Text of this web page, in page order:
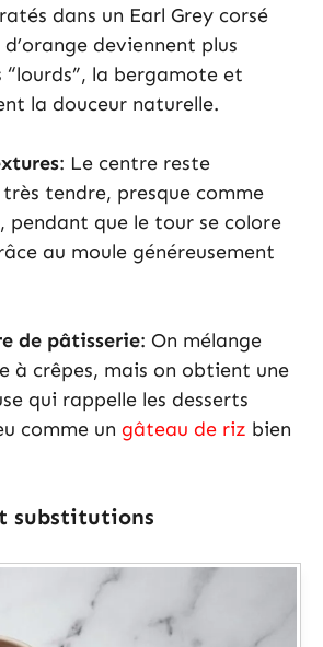
dans un Earl Grey corsé
deviennent plus
“lourds”, la bergamote et
la douceur naturelle.
: Le centre reste
tendre, presque comme
pendant que le tour se colore
au moule généreusement
de pâtisserie: On mélange
à crêpes, mais on obtient une
qui rappelle les desserts
comme un gâteau de riz bien
substitutions